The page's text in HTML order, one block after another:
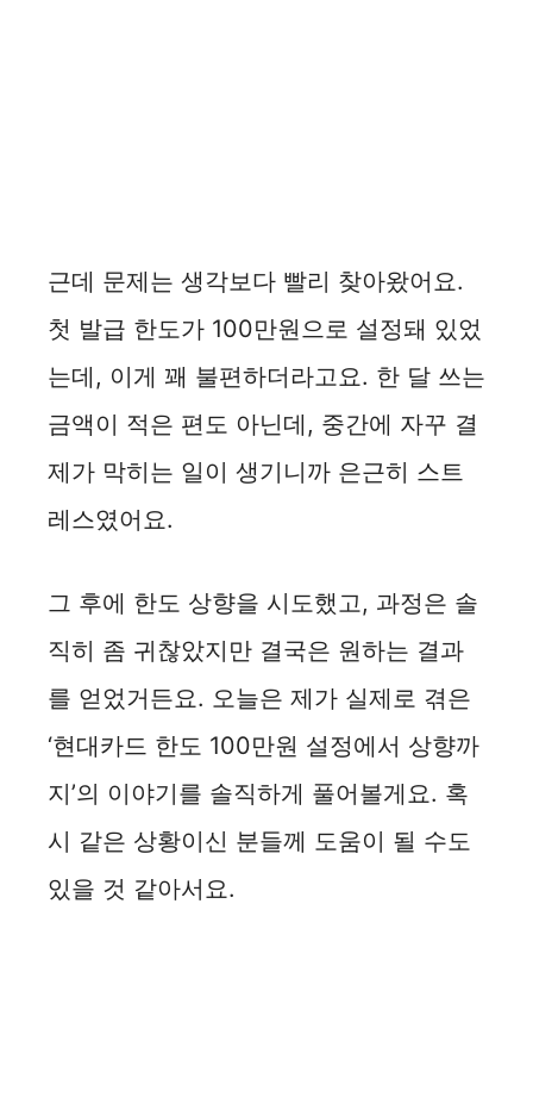
근데 문제는 생각보다 빨리 찾아왔어요.
첫 발급 한도가 100만원으로 설정돼 있었
는데, 이게 꽤 불편하더라고요. 한 달 쓰는
금액이 적은 편도 아닌데, 중간에 자꾸 결
제가 막히는 일이 생기니까 은근히 스트
레스였어요.
그 후에 한도 상향을 시도했고, 과정은 솔
직히 좀 귀찮았지만 결국은 원하는 결과
를 얻었거든요. 오늘은 제가 실제로 겪은
‘현대카드 한도 100만원 설정에서 상향까
지’의 이야기를 솔직하게 풀어볼게요. 혹
시 같은 상황이신 분들께 도움이 될 수도
있을 것 같아서요.